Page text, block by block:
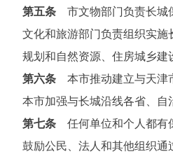
第五条 市文物部门负责长城
文化和旅游部门负责组织实施
规划和自然资源、住房城乡建设
第六条 本市推动建立与天津
本市加强与长城沿线各省、自治
第七条 任何单位和个人都有
鼓励公民、法人和其他组织通